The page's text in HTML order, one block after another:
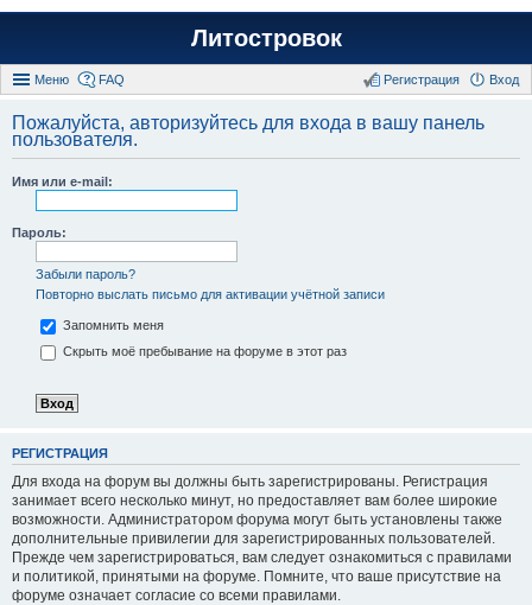
Литостровок
Меню FAQ Вход
Регистрация
Пожалуйста, авторизуйтесь для входа в вашу панель
пользователя.
Имя или e-mail:
Пароль:
Забыли пароль?
Повторно выслать письмо для активации учётной записи
Запомнить меня
Скрыть моё пребывание на форуме в этот раз
РЕГИСТРАЦИЯ
Для входа на форум вы должны быть зарегистрированы. Регистрация
занимает всего несколько минут, но предоставляет вам более широкие
возможности. Администратором форума могут быть установлены также
дополнительные привилегии для зарегистрированных пользователей.
Прежде чем зарегистрироваться, вам следует ознакомиться с правилами
и политикой, принятыми на форуме. Помните, что ваше присутствие на
форуме означает согласие со всеми правилами.